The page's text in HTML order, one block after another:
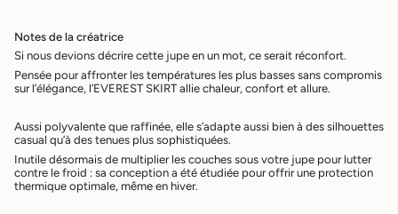
dans
le
panier",
"decrease"=>"Diminuer
la
pour
{{
product
}}",
"multiples_of"=>"Incréments
Notes de la créatrice
Si nous devions décrire cette jupe en un mot, ce serait réconfort.
Pensée pour affronter les températures les plus basses sans compromis
sur l’élégance, l’EVEREST SKIRT allie chaleur, confort et allure.
Aussi polyvalente que raffinée, elle s’adapte aussi bien à des silhouettes
casual qu’à des tenues plus sophistiquées.
Inutile désormais de multiplier les couches sous votre jupe pour lutter
contre le froid : sa conception a été étudiée pour offrir une protection
thermique optimale, même en hiver.